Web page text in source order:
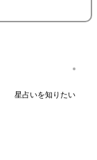
星占いを知りたい